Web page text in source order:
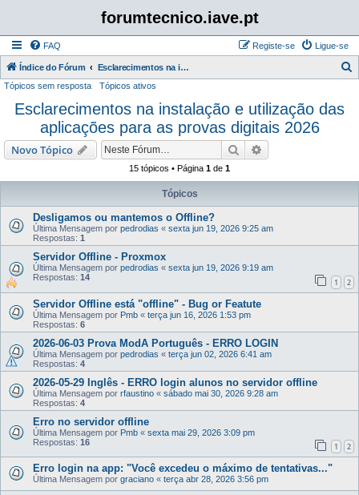
forumtecnico.iave.pt
FAQ Ligue-se
Registe-se
Índice do Fórum Esclarecimentos na instalação e utilização das aplicações para as provas digitais 2026
s
Tópicos sem resposta Tópicos ativos
Esclarecimentos na instalação e utilização das
aplicações para as provas digitais 2026
Novo Tópico Pesquisar
15 tópicos • Página 1 de 1
Tópicos
Desligamos ou mantemos o Offline?
Última Mensagem por pedrodias « sexta jun 19, 2026 9:25 am
Respostas: 1
Servidor Offline - Proxmox
Última Mensagem por pedrodias « sexta jun 19, 2026 9:19 am
Respostas: 14 1 2
Servidor Offline está "offline" - Bug or Featute
Última Mensagem por Pmb « terça jun 16, 2026 1:53 pm
Respostas: 6
2026-06-03 Prova ModA Português - ERRO LOGIN
Última Mensagem por pedrodias « terça jun 02, 2026 6:41 am
Respostas: 4
2026-05-29 Inglês - ERRO login alunos no servidor offline
Última Mensagem por rfaustino « sábado mai 30, 2026 9:28 am
Respostas: 4
Erro no servidor offline
Última Mensagem por Pmb « sexta mai 29, 2026 3:09 pm
Respostas: 16 1 2
Erro login na app: "Você excedeu o máximo de tentativas..."
Última Mensagem por graciano « terça abr 28, 2026 3:56 pm